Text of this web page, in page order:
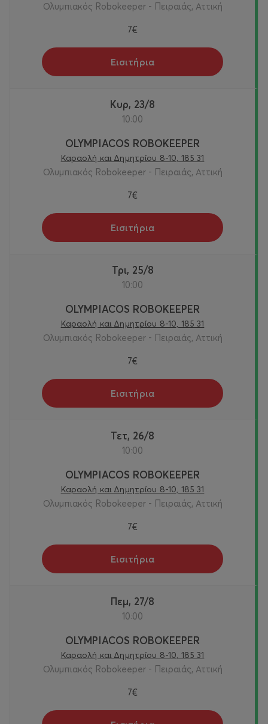
Ολυμπιακός Robokeeper - Πειραιάς, Αττική
7€
Εισιτήρια
Κυρ, 23/8
10:00
OLYMPIACOS ROBOKEEPER
Καραολή και Δημητρίου 8-10, 185 31
Ολυμπιακός Robokeeper - Πειραιάς, Αττική
7€
Εισιτήρια
Τρι, 25/8
10:00
OLYMPIACOS ROBOKEEPER
Καραολή και Δημητρίου 8-10, 185 31
Ολυμπιακός Robokeeper - Πειραιάς, Αττική
7€
Εισιτήρια
Τετ, 26/8
10:00
OLYMPIACOS ROBOKEEPER
Καραολή και Δημητρίου 8-10, 185 31
Ολυμπιακός Robokeeper - Πειραιάς, Αττική
7€
Εισιτήρια
Πεμ, 27/8
10:00
OLYMPIACOS ROBOKEEPER
Καραολή και Δημητρίου 8-10, 185 31
Ολυμπιακός Robokeeper - Πειραιάς, Αττική
7€